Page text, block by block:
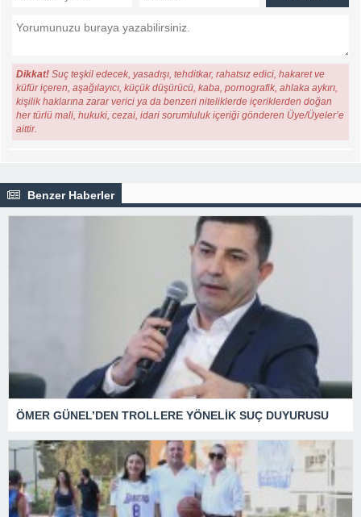
Dikkat! Suç teşkil edecek, yasadışı, tehditkar, rahatsız edici, hakaret ve
küfür içeren, aşağılayıcı, küçük düşürücü, kaba, pornografik, ahlaka aykırı,
kişilik haklarına zarar verici ya da benzeri niteliklerde içeriklerden doğan
her türlü mali, hukuki, cezai, idari sorumluluk içeriği gönderen Üye/Üyeler’e
aittir.
Benzer Haberler
ÖMER GÜNEL’DEN TROLLERE YÖNELİK SUÇ DUYURUSU